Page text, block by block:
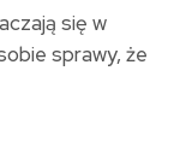
się w
sprawy, że